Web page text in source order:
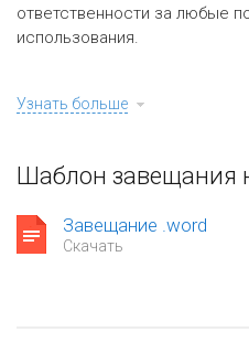
ответственности за любые
использования.
Узнать больше
Шаблон завещания
Завещание .word
Скачать